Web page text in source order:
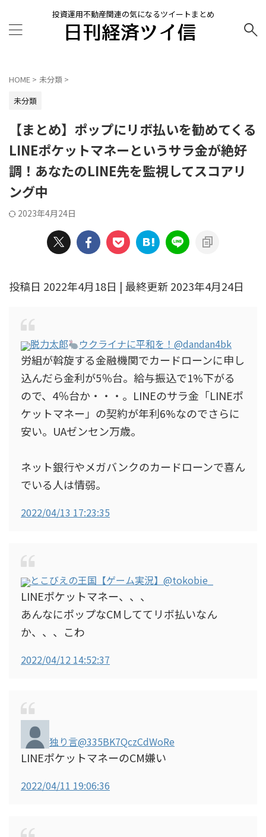
投資運用不動産関連の気になるツイートまとめ
HOME > 未分類 >
未分類
【まとめ】ポップにリボ払いを勧めてくる
LINEポケットマネーというサラ金が絶好
調！あなたのLINE先を監視してスコアリ
ング中
2023年4月24日
投稿日 2022年4月18日 | 最終更新 2023年4月24日
脱力太郎 ウクライナに平和を！@dandan4bk
労組が斡旋する金融機関でカードローンに申し
込んだら金利が5％台。給与振込で1%下がる
ので、4％台か・・・。LINEのサラ金「LINEポ
ケットマネー」の契約が年利6%なのでさらに
安い。UAゼンセン万歳。
ネット銀行やメガバンクのカードローンで喜ん
でいる人は情弱。
2022/04/13 17:23:35
とこびえの王国【ゲーム実況】 @tokobie_
LINEポケットマネー、、、
あんなにポップなCMしててリボ払いなん
か、、、こわ
2022/04/12 14:52:37
独り言@335BK7QczCdWoRe
LINEポケットマネーのCM嫌い
2022/04/11 19:06:36